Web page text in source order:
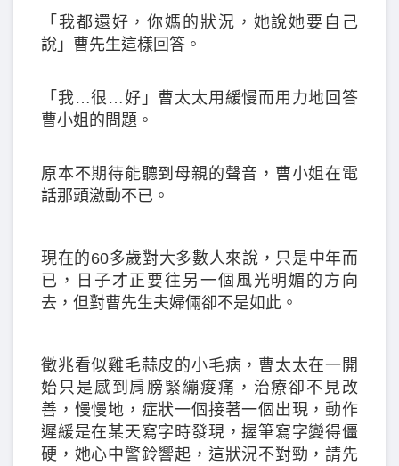
「我都還好，你媽的狀況，她說她要自己
說」曹先生這樣回答。
「我…很…好」曹太太用緩慢而用力地回答
曹小姐的問題。
原本不期待能聽到母親的聲音，曹小姐在電
話那頭激動不已。
現在的60多歲對大多數人來說，只是中年而
已，日子才正要往另一個風光明媚的方向
去，但對曹先生夫婦倆卻不是如此。
徵兆看似雞毛蒜皮的小毛病，曹太太在一開
始只是感到肩膀緊繃痠痛，治療卻不見改
善，慢慢地，症狀一個接著一個出現，動作
遲緩是在某天寫字時發現，握筆寫字變得僵
硬，她心中警鈴響起，這狀況不對勁，請先